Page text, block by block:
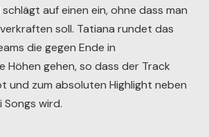
auf einen ein, ohne dass man
soll. Tatiana rundet das
die gegen Ende in
Höhen gehen, so dass der Track
und zum absoluten Highlight neben
wird.